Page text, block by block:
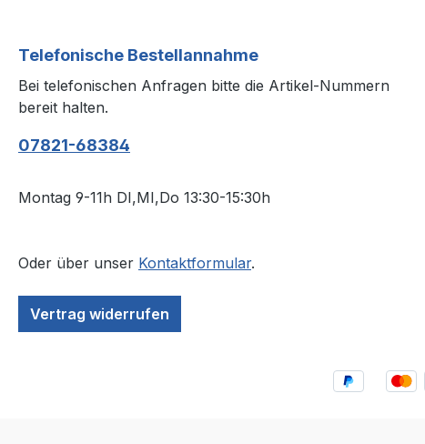
Telefonische Bestellannahme
Bei telefonischen Anfragen bitte die Artikel-Nummern
bereit halten.
07821-68384
Montag 9-11h DI,MI,Do 13:30-15:30h
Oder über unser Kontaktformular.
Vertrag widerrufen